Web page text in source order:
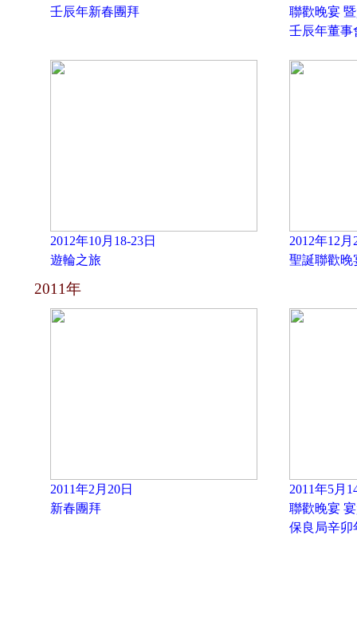
壬辰年新春團拜
聯歡晚宴
壬辰年董事
2012年10月18-23日
遊輪之旅
2012年12月
聖誕聯歡晚
2011年
2011年2月20日
新春團拜
2011年5月
聯歡晚宴
保良局辛卯